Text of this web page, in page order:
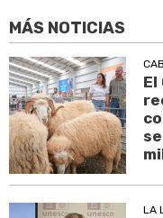
MÁS NOTICIAS
El
LA